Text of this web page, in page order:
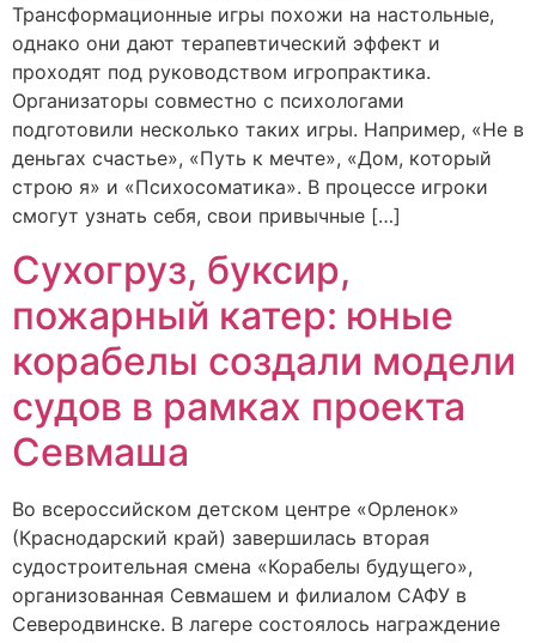
Трансформационные игры похожи на настольные,
однако они дают терапевтический эффект и
проходят под руководством игропрактика.
Организаторы совместно с психологами
подготовили несколько таких игры. Например, «Не в
деньгах счастье», «Путь к мечте», «Дом, который
строю я» и «Психосоматика». В процессе игроки
смогут узнать себя, свои привычные […]
Сухогруз, буксир,
пожарный катер: юные
корабелы создали модели
судов в рамках проекта
Севмаша
Во всероссийском детском центре «Орленок»
(Краснодарский край) завершилась вторая
судостроительная смена «Корабелы будущего»,
организованная Севмашем и филиалом САФУ в
Северодвинске. В лагере состоялось награждение